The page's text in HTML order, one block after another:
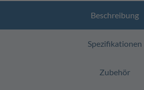
Beschreibung
Spezifikationen
Zubehör